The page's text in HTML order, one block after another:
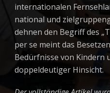
internationalen
national und
dehnen den Begriff des
per se meint das
Bedürfnisse von Kindern
doppeldeutiger Hinsicht.